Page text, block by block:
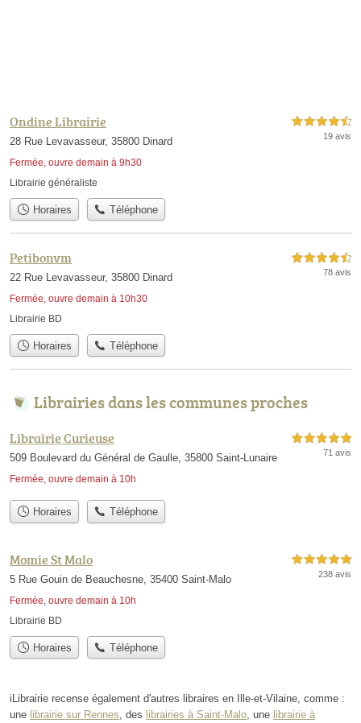
Ondine Librairie
28 Rue Levavasseur, 35800 Dinard
Fermée, ouvre demain à 9h30
4,5 étoiles sur 5
19 avis
Librairie généraliste
Horaires Téléphone
Petibonvm
22 Rue Levavasseur, 35800 Dinard
Fermée, ouvre demain à 10h30
4,5 étoiles sur 5
78 avis
Librairie BD
Horaires Téléphone
Librairies dans les communes proches
Librairie Curieuse
509 Boulevard du Général de Gaulle, 35800 Saint-Lunaire
Fermée, ouvre demain à 10h
5,0 étoiles sur 5
71 avis
Horaires Téléphone
Momie St Malo
5 Rue Gouin de Beauchesne, 35400 Saint-Malo
Fermée, ouvre demain à 10h
5,0 étoiles sur 5
238 avis
Librairie BD
Horaires Téléphone
iLibrairie recense également d'autres libraires en Ille-et-Vilaine, comme :
une librairie sur Rennes, des librairies à Saint-Malo, une librairie à